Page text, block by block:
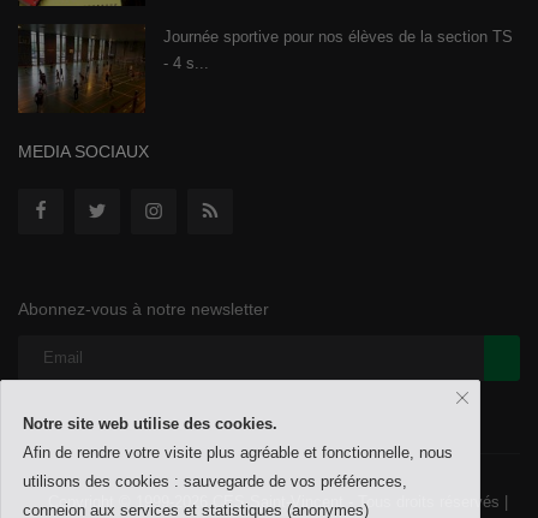
Journée sportive pour nos élèves de la section TS
- 4 s...
MEDIA SOCIAUX
Abonnez-vous à notre newsletter
Copyright © 1999-2026 CES Saint-Vincent - Tous droits réservés |
Notre site web utilise des cookies.
Afin de rendre votre visite plus agréable et fonctionnelle, nous
utilisons des cookies : sauvegarde de vos préférences,
conneion aux services et statistiques (anonymes)